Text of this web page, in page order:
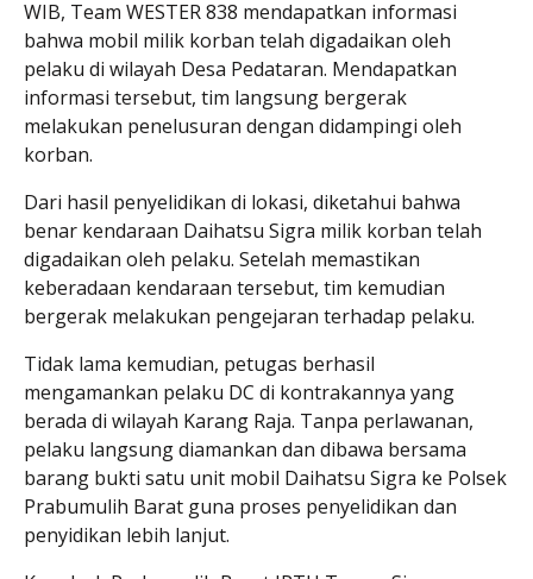
WIB, Team WESTER 838 mendapatkan informasi
bahwa mobil milik korban telah digadaikan oleh
pelaku di wilayah Desa Pedataran. Mendapatkan
informasi tersebut, tim langsung bergerak
melakukan penelusuran dengan didampingi oleh
korban.
Dari hasil penyelidikan di lokasi, diketahui bahwa
benar kendaraan Daihatsu Sigra milik korban telah
digadaikan oleh pelaku. Setelah memastikan
keberadaan kendaraan tersebut, tim kemudian
bergerak melakukan pengejaran terhadap pelaku.
Tidak lama kemudian, petugas berhasil
mengamankan pelaku DC di kontrakannya yang
berada di wilayah Karang Raja. Tanpa perlawanan,
pelaku langsung diamankan dan dibawa bersama
barang bukti satu unit mobil Daihatsu Sigra ke Polsek
Prabumulih Barat guna proses penyelidikan dan
penyidikan lebih lanjut.